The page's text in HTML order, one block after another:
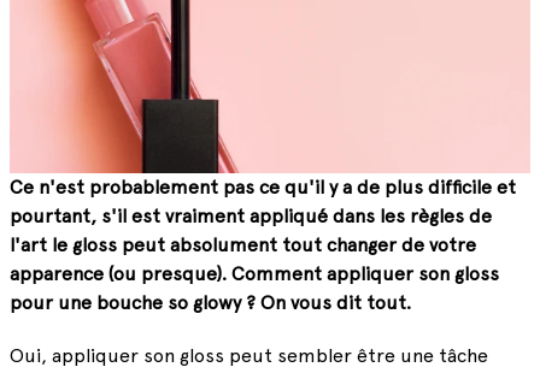
Ce n'est probablement pas ce qu'il y a de plus difficile et
pourtant, s'il est vraiment appliqué dans les règles de
l'art le gloss peut absolument tout changer de votre
apparence (ou presque). Comment appliquer son gloss
pour une bouche so glowy ? On vous dit tout.
Oui, appliquer son gloss peut sembler être une tâche